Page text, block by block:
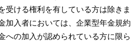
受ける権利を有している方は除きま
加入者においては、企業型年金規約
への加入が認められている方に限ら